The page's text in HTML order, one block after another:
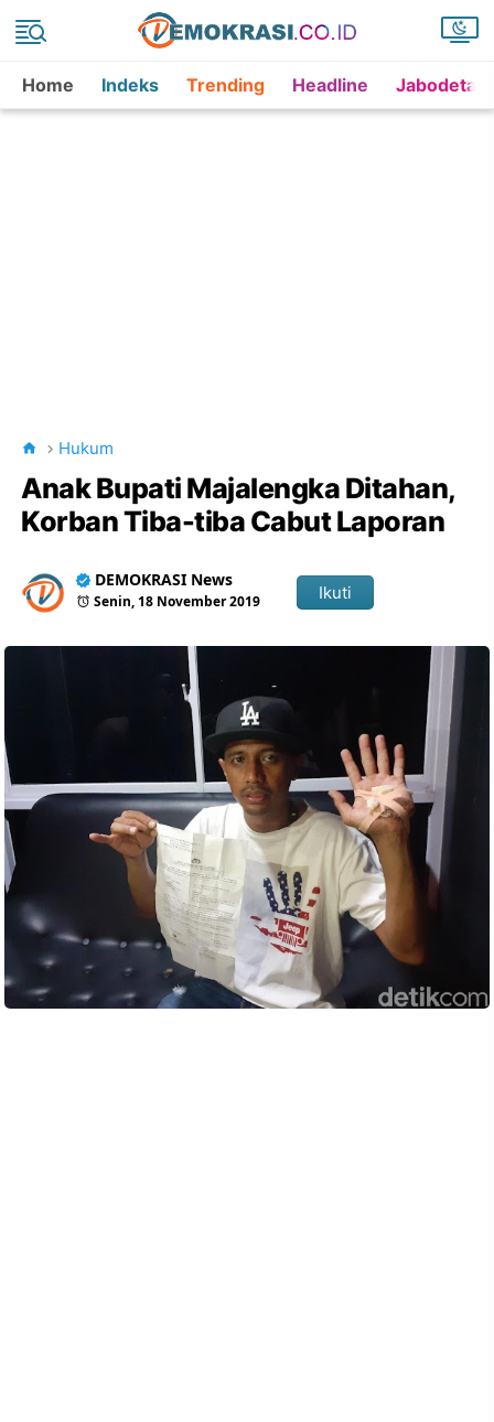
Home Indeks Trending Headline
Hukum
Anak Bupati Majalengka Ditahan,
Korban Tiba-tiba Cabut Laporan
DEMOKRASI News
Senin, 18 November 2019 Ikuti